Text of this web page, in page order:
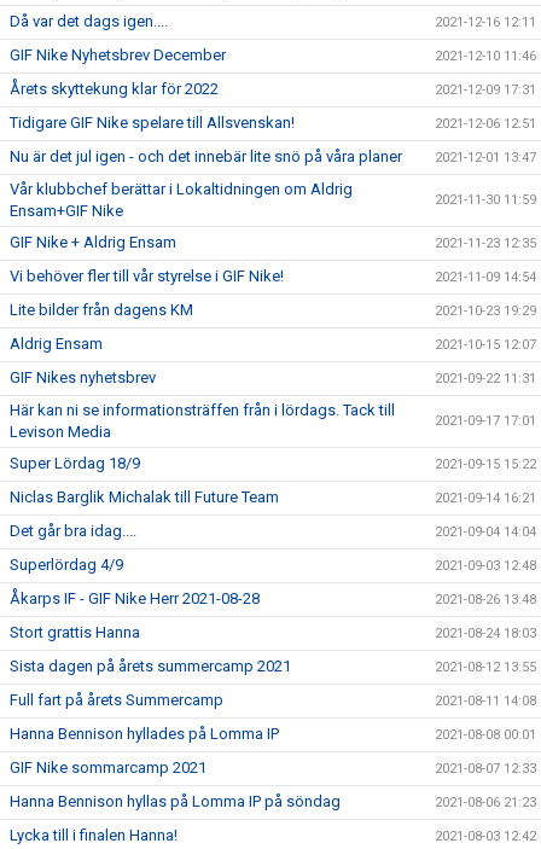
Då var det dags igen.... 2021-12-16 12:11
GIF Nike Nyhetsbrev December 2021-12-10 11:46
Årets skyttekung klar för 2022 2021-12-09 17:31
Tidigare GIF Nike spelare till Allsvenskan! 2021-12-06 12:51
Nu är det jul igen - och det innebär lite snö på våra planer 2021-12-01 13:47
Vår klubbchef berättar i Lokaltidningen om Aldrig
Ensam+GIF Nike
2021-11-30 11:59
GIF Nike + Aldrig Ensam 2021-11-23 12:35
Vi behöver fler till vår styrelse i GIF Nike! 2021-11-09 14:54
Lite bilder från dagens KM 2021-10-23 19:29
Aldrig Ensam 2021-10-15 12:07
GIF Nikes nyhetsbrev 2021-09-22 11:31
Här kan ni se informationsträffen från i lördags. Tack till
Levison Media
2021-09-17 17:01
Super Lördag 18/9 2021-09-15 15:22
Niclas Barglik Michalak till Future Team 2021-09-14 16:21
Det går bra idag.... 2021-09-04 14:04
Superlördag 4/9 2021-09-03 12:48
Åkarps IF - GIF Nike Herr 2021-08-28 2021-08-26 13:48
Stort grattis Hanna 2021-08-24 18:03
Sista dagen på årets summercamp 2021 2021-08-12 13:55
Full fart på årets Summercamp 2021-08-11 14:08
Hanna Bennison hyllades på Lomma IP 2021-08-08 00:01
GIF Nike sommarcamp 2021 2021-08-07 12:33
Hanna Bennison hyllas på Lomma IP på söndag 2021-08-06 21:23
Lycka till i finalen Hanna! 2021-08-03 12:42